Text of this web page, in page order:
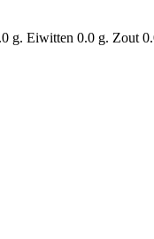
g. Eiwitten 0.0 g. Zout